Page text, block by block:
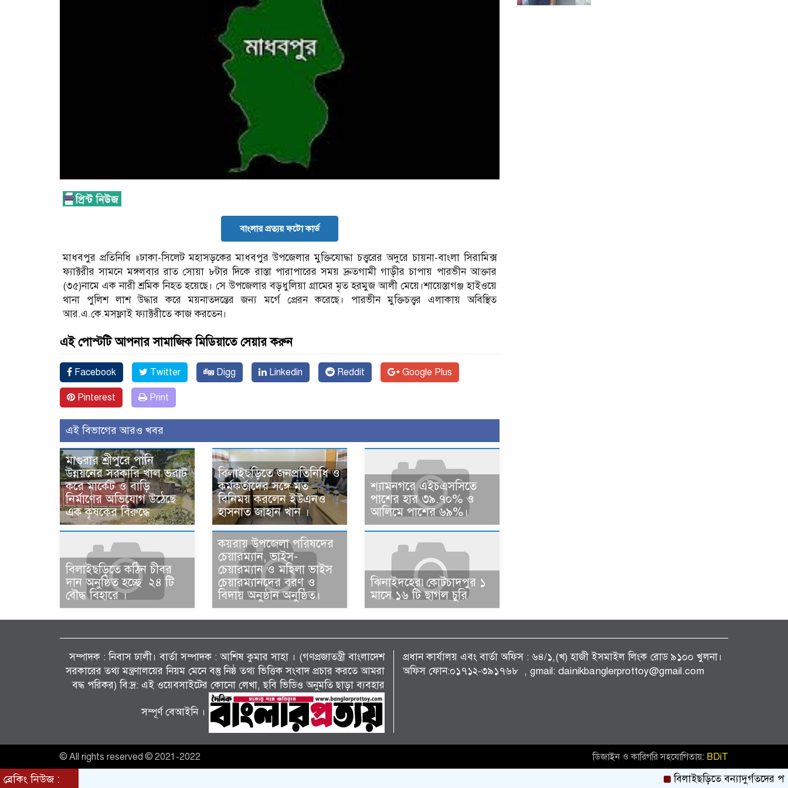
বাংলার প্রত্যয় ফটো কার্ড
মাধবপুর প্রতিনিধি ॥ঢাকা-সিলেট মহাসড়কের মাধবপুর উপজেলার মুক্তিযোদ্ধা চত্ত্বরের অদুরে চায়না-বাংলা সিরামিক্স
ফ্যাক্টরীর সামনে মঙ্গলবার রাত সোয়া ৮টার দিকে রাস্তা পারাপারের সময় দ্রুতগামী গাড়ীর চাপায় পারভীন আক্তার
(৩৫)নামে এক নারী শ্রমিক নিহত হয়েছে। সে উপজেলার বড়ধুলিয়া গ্রামের মৃত হরমুজ আলী মেয়ে।শায়েস্তাগঞ্জ হাইওয়ে
থানা পুলিশ লাশ উদ্ধার করে ময়নাতদন্তের জন্য মর্গে প্রেরন করেছে। পারভীন মুক্তিচত্ত্বর এলাকায় অবিস্থিত
আর.এ.কে.মসফ্লাই ফ্যাক্টরীতে কাজ করতেন।
এই পোস্টটি আপনার সামাজিক মিডিয়াতে সেয়ার করুন
Facebook Twitter Digg Linkedin Reddit Google Plus
Pinterest Print
এই বিভাগের আরও খবর
মাগুরার শ্রীপুরে পানি
উন্নয়নের সরকারি খাল ভরাট
করে মার্কেট ও বাড়ি
নির্মাণের অভিযোগ উঠেছে
এক কৃষকের বিরুদ্ধে
বিলাইছড়িতে জনপ্রতিনিধি ও
কর্মকর্তাদের সঙ্গে মত
বিনিময় করলেন ইউএনও
হাসনাত জাহান খান ।
শ্যামনগরে এইচএসসিতে
পাশের হার ৩৯.৭০% ও
আলিমে পাশের ৬৯%।
বিলাইছড়িতে কঠিন চীবর
দান অনুষ্ঠিত হচ্ছে ২৪ টি
বৌদ্ধ বিহারে ।
কয়রায় উপজেলা পরিষদের
চেয়ারম্যান, ভাইস-
চেয়ারম্যান ও মহিলা ভাইস
চেয়ারম্যানদের বরণ ও
বিদায় অনুষ্ঠান অনুষ্ঠিত।
ঝিনাইদহের৷কোটচাদপুর ১
মাসে ১৬ টি ছাগল চুরি
সম্পাদক : নিবাস ঢালী। বার্তা সম্পাদক : আশিষ কুমাৱ সাহা । (গণপ্রজাতন্ত্রী বাংলাদেশ
সরকারের তথ্য মন্ত্রণালয়ের নিয়ম মেনে বস্তু নিষ্ঠ তথ্য ভিত্তিক সংবাদ প্রচার করতে আমরা
বদ্ধ পরিকর) বি:দ্র: এই ওয়েবসাইটের কোনো লেখা, ছবি ভিডিও অনুমতি ছাড়া ব্যবহার
সম্পূর্ণ বেআইনি ।
প্রধান কার্যালয় এবং বার্তা অফিস : ৬৪/১,(খ) হাজী ইসমাইল লিংক রোড ৯১০০ খুলনা।
অফিস ফোন:০১৭১২-৩৯১৭৬৮ , gmail: dainikbanglerprottoy@gmail.com
ব্রেকিং নিউজ : বিলাইছড়িতে বন্যাদুর্গতদের পাশে
© All rights reserved © 2021-2022 ডিজাইন ও কারিগরি সহযোগিতায়: BDiT